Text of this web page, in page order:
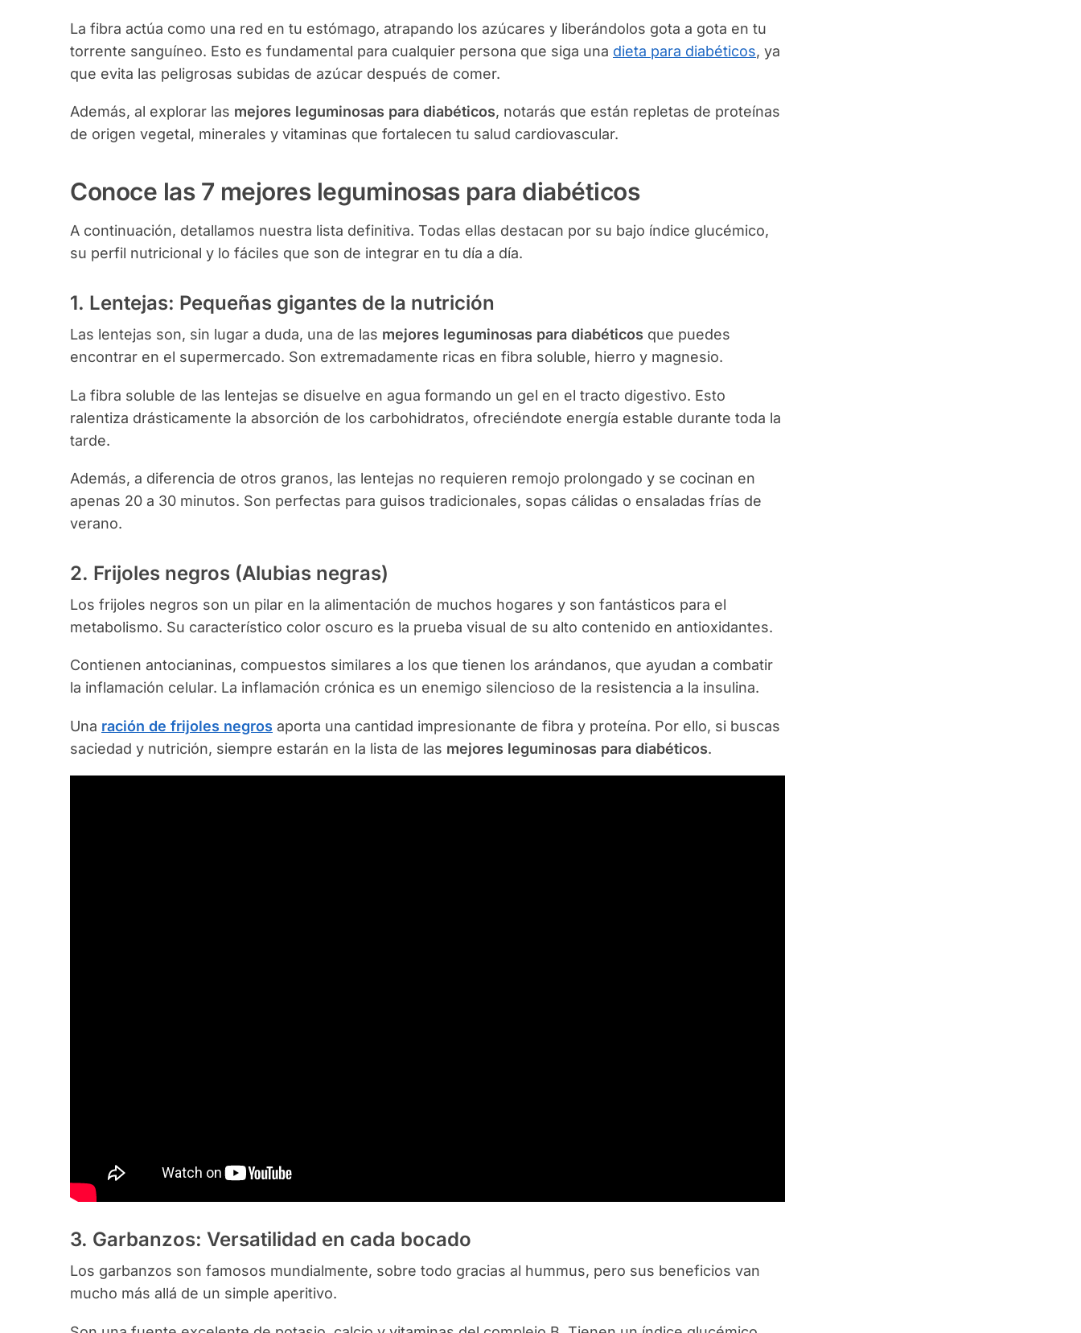
La fibra actúa como una red en tu estómago, atrapando los azúcares y liberándolos gota a gota en tu
torrente sanguíneo. Esto es fundamental para cualquier persona que siga una dieta para diabéticos, ya
que evita las peligrosas subidas de azúcar después de comer.
Además, al explorar las mejores leguminosas para diabéticos, notarás que están repletas de proteínas
de origen vegetal, minerales y vitaminas que fortalecen tu salud cardiovascular.
Conoce las 7 mejores leguminosas para diabéticos
A continuación, detallamos nuestra lista definitiva. Todas ellas destacan por su bajo índice glucémico,
su perfil nutricional y lo fáciles que son de integrar en tu día a día.
1. Lentejas: Pequeñas gigantes de la nutrición
Las lentejas son, sin lugar a duda, una de las mejores leguminosas para diabéticos que puedes
encontrar en el supermercado. Son extremadamente ricas en fibra soluble, hierro y magnesio.
La fibra soluble de las lentejas se disuelve en agua formando un gel en el tracto digestivo. Esto
ralentiza drásticamente la absorción de los carbohidratos, ofreciéndote energía estable durante toda la
tarde.
Además, a diferencia de otros granos, las lentejas no requieren remojo prolongado y se cocinan en
apenas 20 a 30 minutos. Son perfectas para guisos tradicionales, sopas cálidas o ensaladas frías de
verano.
2. Frijoles negros (Alubias negras)
Los frijoles negros son un pilar en la alimentación de muchos hogares y son fantásticos para el
metabolismo. Su característico color oscuro es la prueba visual de su alto contenido en antioxidantes.
Contienen antocianinas, compuestos similares a los que tienen los arándanos, que ayudan a combatir
la inflamación celular. La inflamación crónica es un enemigo silencioso de la resistencia a la insulina.
Una ración de frijoles negros aporta una cantidad impresionante de fibra y proteína. Por ello, si buscas
saciedad y nutrición, siempre estarán en la lista de las mejores leguminosas para diabéticos.
3. Garbanzos: Versatilidad en cada bocado
Los garbanzos son famosos mundialmente, sobre todo gracias al hummus, pero sus beneficios van
mucho más allá de un simple aperitivo.